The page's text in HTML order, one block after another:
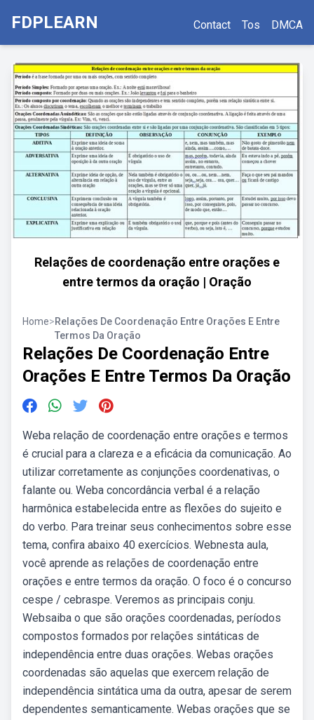
FDPLEARN Contact Tos DMCA
Relações de coordenação entre orações e
entre termos da oração | Oração
Home>Relações De Coordenação Entre Orações E Entre
Termos Da Oração
Relações De Coordenação Entre
Orações E Entre Termos Da Oração
Weba relação de coordenação entre orações e termos
é crucial para a clareza e a eficácia da comunicação. Ao
utilizar corretamente as conjunções coordenativas, o
falante ou. Weba concordância verbal é a relação
harmônica estabelecida entre as flexões do sujeito e
do verbo. Para treinar seus conhecimentos sobre esse
tema, confira abaixo 40 exercícios. Webnesta aula,
você aprende as relações de coordenação entre
orações e entre termos da oração. O foco é o concurso
cespe / cebraspe. Veremos as principais conju.
Websaiba o que são orações coordenadas, períodos
compostos formados por relações sintáticas de
independência entre duas orações. Webas orações
coordenadas são aquelas que exercem relação de
independência sintática uma da outra, apesar de serem
dependentes semanticamente. Webas orações que se